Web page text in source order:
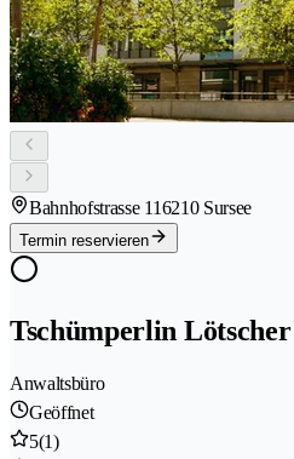
Bahnhofstrasse 116210 Sursee
Termin reservieren
Tschümperlin
Anwaltsbüro
Geöffnet
5(1)